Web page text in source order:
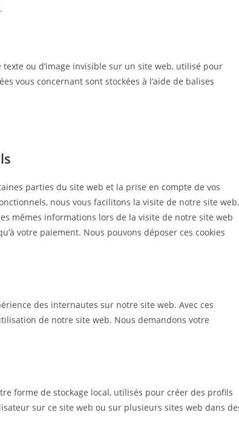
ou d’image invisible sur un site web, utilisé pour
vous concernant sont stockées à l’aide de balises
parties du site web et la prise en compte de vos
nous vous facilitons la visite de notre site web.
mêmes informations lors de la visite de notre site web
votre paiement. Nous pouvons déposer ces cookies
des internautes sur notre site web. Avec ces
de notre site web. Nous demandons votre
forme de stockage local, utilisés pour créer des profils
sur ce site web ou sur plusieurs sites web dans